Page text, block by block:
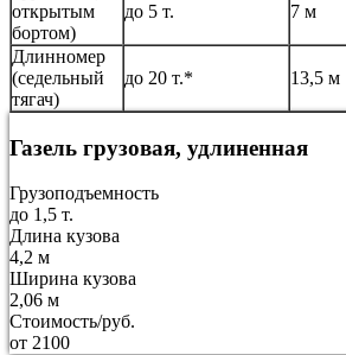
открытым
бортом)
до 5 т. 7 м
Длинномер
(седельный
тягач)
до 20 т.* 13,5 м
Газель грузовая, удлиненная
Грузоподъемность
до 1,5 т.
Длина кузова
4,2 м
Ширина кузова
2,06 м
Стоимость/руб.
от 2100